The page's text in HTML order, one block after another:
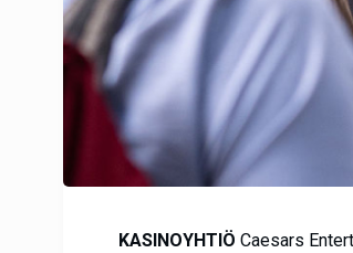
KASINOYHTIÖ Caesars